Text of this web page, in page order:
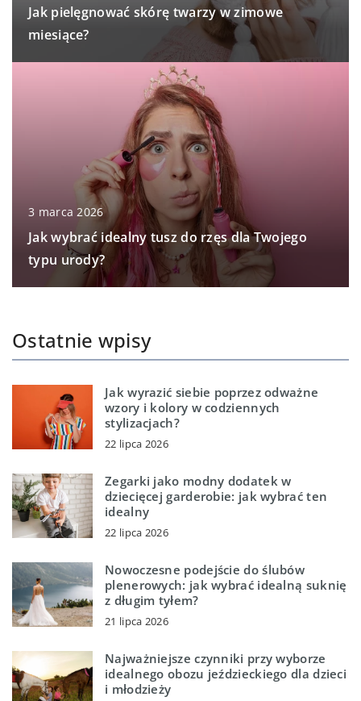
Jak pielęgnować skórę twarzy w zimowe
miesiące?
3 marca 2026
Jak wybrać idealny tusz do rzęs dla Twojego
typu urody?
Ostatnie wpisy
Jak wyrazić siebie poprzez odważne
wzory i kolory w codziennych
stylizacjach?
22 lipca 2026
Zegarki jako modny dodatek w
dziecięcej garderobie: jak wybrać ten
idealny
22 lipca 2026
Nowoczesne podejście do ślubów
plenerowych: jak wybrać idealną suknię
z długim tyłem?
21 lipca 2026
Najważniejsze czynniki przy wyborze
idealnego obozu jeździeckiego dla dzieci
i młodzieży